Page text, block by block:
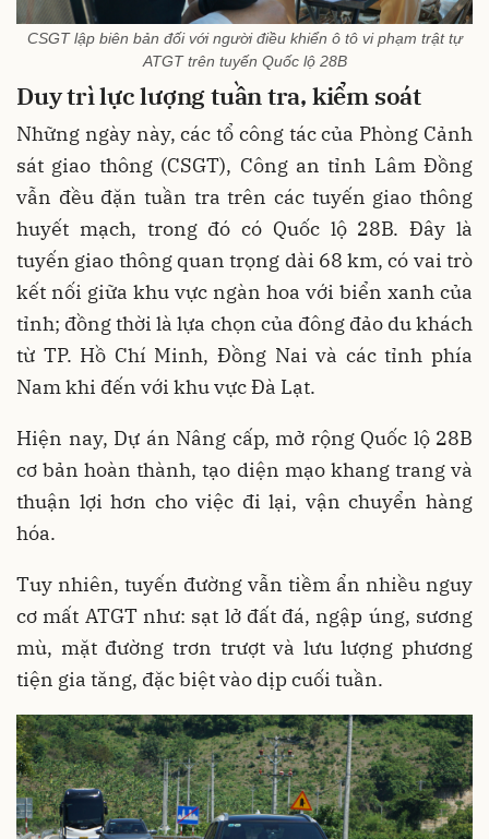
CSGT lập biên bản đối với người điều khiển ô tô vi phạm trật tự
ATGT trên tuyến Quốc lộ 28B
Duy trì lực lượng tuần tra, kiểm soát
Những ngày này, các tổ công tác của Phòng Cảnh
sát giao thông (CSGT), Công an tỉnh Lâm Đồng
vẫn đều đặn tuần tra trên các tuyến giao thông
huyết mạch, trong đó có Quốc lộ 28B. Đây là
tuyến giao thông quan trọng dài 68 km, có vai trò
kết nối giữa khu vực ngàn hoa với biển xanh của
tỉnh; đồng thời là lựa chọn của đông đảo du khách
từ TP. Hồ Chí Minh, Đồng Nai và các tỉnh phía
Nam khi đến với khu vực Đà Lạt.
Hiện nay, Dự án Nâng cấp, mở rộng Quốc lộ 28B
cơ bản hoàn thành, tạo diện mạo khang trang và
thuận lợi hơn cho việc đi lại, vận chuyển hàng
hóa.
Tuy nhiên, tuyến đường vẫn tiềm ẩn nhiều nguy
cơ mất ATGT như: sạt lở đất đá, ngập úng, sương
mù, mặt đường trơn trượt và lưu lượng phương
tiện gia tăng, đặc biệt vào dịp cuối tuần.